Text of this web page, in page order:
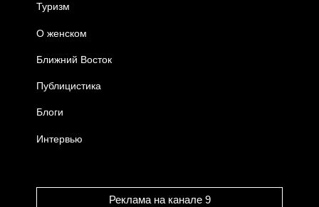
Туризм
О женском
Ближний Восток
Публицистика
Блоги
Интервью
Реклама на канале 9